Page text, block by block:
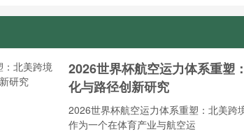
2026世界杯航空运力体系重塑
化与路径创新研究
2026世界杯航空运力体系重塑：北美跨
作为一个在体育产业与航空运